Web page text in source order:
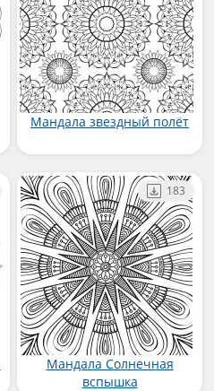
Мандала звездный полёт
Мандала Солнечная
вспышка
183